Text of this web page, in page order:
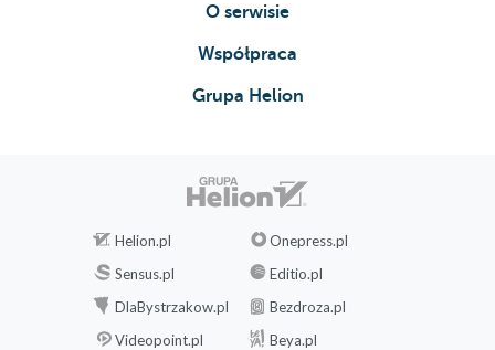
O serwisie
Współpraca
Grupa Helion
Helion.pl
Onepress.pl
Sensus.pl
Editio.pl
DlaBystrzakow.pl
Bezdroza.pl
Videopoint.pl
Beya.pl